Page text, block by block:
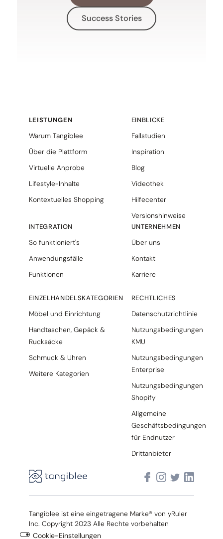
Success Stories
LEISTUNGEN
Warum Tangiblee
Über die Plattform
Virtuelle Anprobe
Lifestyle-Inhalte
Kontextuelles Shopping
INTEGRATION
So funktioniert's
Anwendungsfälle
Funktionen
EINZELHANDELSKATEGORIEN
Möbel und Einrichtung
Handtaschen, Gepäck &
Rucksäcke
Schmuck & Uhren
Weitere Kategorien
EINBLICKE
Fallstudien
Inspiration
Blog
Videothek
Hilfecenter
Versionshinweise
UNTERNEHMEN
Über uns
Kontakt
Karriere
RECHTLICHES
Datenschutzrichtlinie
Nutzungsbedingungen
KMU
Nutzungsbedingungen
Enterprise
Nutzungsbedingungen
Shopify
Allgemeine
Geschäftsbedingungen
für Endnutzer
Drittanbieter
Tangiblee ist eine eingetragene Marke® von yRuler
Inc. Copyright 2023 Alle Rechte vorbehalten
Cookie-Einstellungen